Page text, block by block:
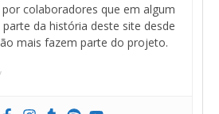
colaboradores que em algum
da história deste site desde
mais fazem parte do projeto.